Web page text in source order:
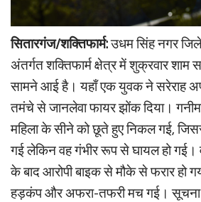
सितारगंज/शक्तिफार्म:उधम सिंह नगर
अंतर्गत शक्तिफार्म क्षेत्र में शुक्रवार शाम
सामने आई है। यहाँ एक युवक ने सरेराह
तमंचे से जानलेवा फायर झोंक दिया।
महिला के सीने को छूते हुए निकल गई,
गई लेकिन वह गंभीर रूप से घायल हो गई।
के बाद आरोपी बाइक से मौके से फरार हो
हड़कंप और अफरा-तफरी मच गई। सूचना